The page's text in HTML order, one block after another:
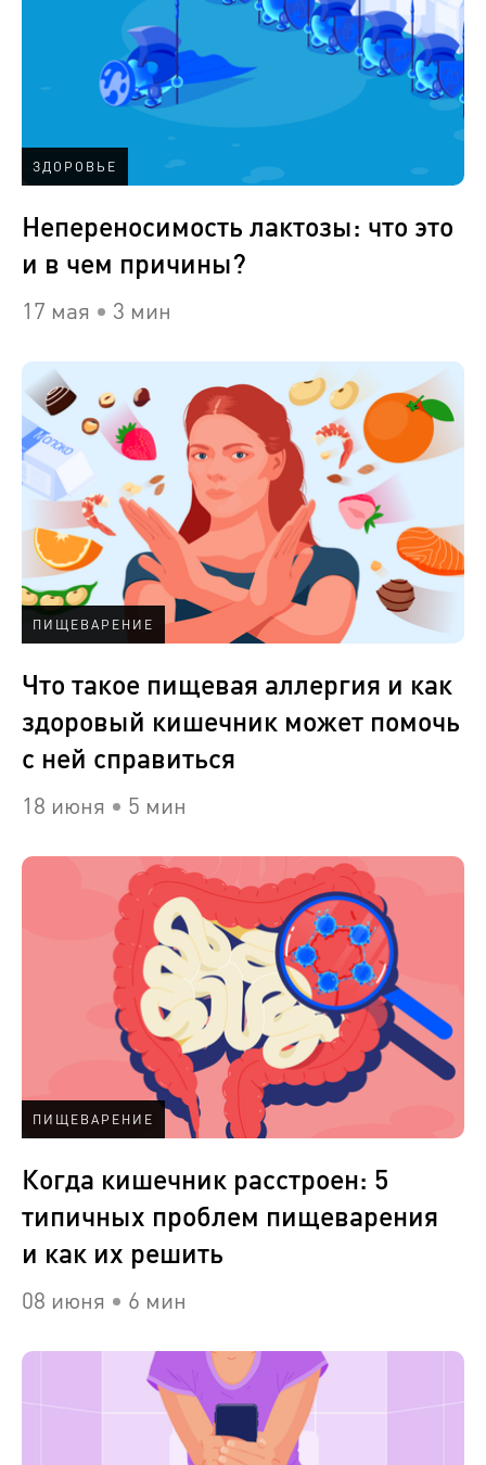
ЗДОРОВЬЕ
Непереносимость лактозы: что это
и в чем причины?
17 мая 3 мин
ПИЩЕВАРЕНИЕ
Что такое пищевая аллергия и как
здоровый кишечник может помочь
с ней справиться
18 июня 5 мин
ПИЩЕВАРЕНИЕ
Когда кишечник расстроен: 5
типичных проблем пищеварения
и как их решить
08 июня 6 мин